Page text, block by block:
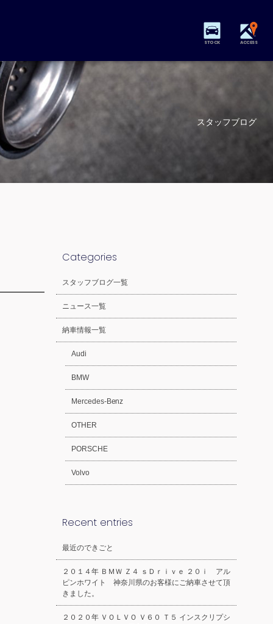
STOCK ACCESS
スタッフブログ
Categories
スタッフブログ一覧
ニュース一覧
納車情報一覧
Audi
BMW
Mercedes-Benz
OTHER
PORSCHE
Volvo
Recent entries
最近のできごと
２０１４年 ＢＭＷ Ｚ４ ｓＤｒｉｖｅ ２０ｉ アル
ピンホワイト 神奈川県のお客様にご納車させて頂
きました。
２０２０年 ＶＯＬＶＯ Ｖ６０ Ｔ５ インスクリプシ